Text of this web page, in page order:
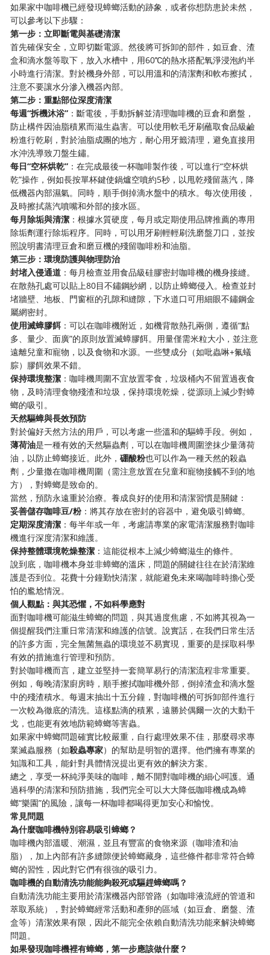
如果家中咖啡機已經發現蟑螂活動的跡象，或者你想防患於未然，
可以參考以下步驟：
第一步：立即斷電與基礎清潔
首先確保安全，立即切斷電源。然後將可拆卸的部件，如豆倉、渣
盒和滴水盤等取下，放入水槽中，用60℃的熱水搭配氧淨浸泡約半
小時進行清潔。對於機身外部，可以用溫和的清潔劑和軟布擦拭，
注意不要讓水分滲入機器內部。
第二步：重點部位深度清潔
每週“拆機沐浴” ：斷電後，手動拆解並清理咖啡機的豆倉和磨盤，
防止構件因油脂積累而滋生蟲害。可以使用軟毛牙刷蘸取食品級鹼
粉進行乾刷，對於油脂成團的地方，耐心用牙籤清理，避免直接用
水沖洗導致刀盤生鏽。
每日“空杯烘乾” ：在完成最後一杯咖啡製作後，可以進行“空杯烘
乾”操作，例如長按單杯鍵使鍋爐空噴約5秒，以甩乾殘留蒸汽，降
低機器內部濕氣。同時，順手倒掉滴水盤中的積水。每次使用後，
及時擦拭蒸汽噴嘴和外部的接水區。
每月除垢與清潔 ：根據水質硬度，每月或定期使用品牌推薦的專用
除垢劑運行除垢程序。同時，可以用牙刷輕輕刷洗磨盤刀口，並按
照說明書清理豆倉和磨豆機的殘留咖啡粉和油脂。
第三步：環境防護與物理防治
封堵入侵通道 ：每月檢查並用食品級硅膠密封咖啡機的機身接縫。
在散熱孔處可以貼上80目不鏽鋼紗網，以防止蟑螂侵入。檢查並封
堵牆壁、地板、門窗框的孔隙和縫隙，下水道口可用細眼不鏽鋼金
屬網密封。
使用滅蟑膠餌：可以在咖啡機附近，如機背散熱孔兩側，遵循“點
多、量少、面廣”的原則放置滅蟑膠餌。用量僅需米粒大小，並注意
遠離兒童和寵物，以及食物和水源。一些雙成分（如吡蟲啉+氟蟻
腙）膠餌效果不錯。
保持環境整潔 ：咖啡機周圍不宜放置零食，垃圾桶內不留置過夜食
物，及時清理食物殘渣和垃圾，保持環境乾燥，從源頭上減少對蟑
螂的吸引。
天然驅蟑與長效預防
對於偏好天然方法的用戶，可以考慮一些溫和的驅蟑手段。例如，
薄荷油是一種有效的天然驅蟲劑，可以在咖啡機周圍塗抹少量薄荷
油，以防止蟑螂接近。此外，硼酸粉也可以作為一種天然的殺蟲
劑，少量撒在咖啡機周圍（需注意放置在兒童和寵物接觸不到的地
方），對蟑螂是致命的。
當然，預防永遠重於治療。養成良好的使用和清潔習慣是關鍵：
妥善儲存咖啡豆/粉：將其存放在密封的容器中，避免吸引蟑螂。
定期深度清潔 ：每半年或一年，考慮請專業的家電清潔服務對咖啡
機進行深度清潔和維護。
保持整體環境乾燥整潔 ：這能從根本上減少蟑螂滋生的條件。
說到底，咖啡機本身並非蟑螂的溫床，問題的關鍵往往在於清潔維
護是否到位。花費十分鐘勤快清潔，就能避免未來喝咖啡時擔心受
怕的尷尬情況。
個人觀點：與其恐懼，不如科學應對
面對咖啡機可能滋生蟑螂的問題，與其過度焦慮，不如將其視為一
個提醒我們注重日常清潔和維護的信號。說實話，在我們日常生活
的許多方面，完全無菌無蟲的環境並不易實現，重要的是採取科學
有效的措施進行管理和預防。
對於咖啡機而言，建立並堅持一套簡單易行的清潔流程非常重要。
例如，每晚清潔廚房時，順手擦拭咖啡機外部，倒掉渣盒和滴水盤
中的殘渣積水。每週末抽出十五分鐘，對咖啡機的可拆卸部件進行
一次較為徹底的清洗。這樣點滴的積累，遠勝於偶爾一次的大動干
戈，也能更有效地防範蟑螂等害蟲。
如果家中蟑螂問題確實比較嚴重，自行處理效果不佳，那麼尋求專
業滅蟲服務（如殺蟲專家）的幫助是明智的選擇。他們擁有專業的
知識和工具，能針對具體情況提出更有效的解決方案。
總之，享受一杯純淨美味的咖啡，離不開對咖啡機的細心呵護。通
過科學的清潔和預防措施，我們完全可以大大降低咖啡機成為蟑
螂“樂園”的風險，讓每一杯咖啡都喝得更加安心和愉悅。
常見問題
為什麼咖啡機特別容易吸引蟑螂？
咖啡機內部溫暖、潮濕，並且有豐富的食物來源（咖啡渣和油
脂），加上內部有許多縫隙便於蟑螂藏身，這些條件都非常符合蟑
螂的習性，因此對它們有很強的吸引力。
咖啡機的自動清洗功能能夠殺死或驅趕蟑螂嗎？
自動清洗功能主要用於清潔機器內部管路（如咖啡液流經的管道和
萃取系統），對於蟑螂經常活動和產卵的區域（如豆倉、磨盤、渣
盒等）清潔效果有限，因此不能完全依賴自動清洗功能來解決蟑螂
問題。
如果發現咖啡機裡有蟑螂，第一步應該做什麼？